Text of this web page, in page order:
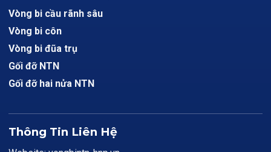
Vòng bi cầu rãnh sâu
Vòng bi côn
Vòng bi đũa trụ
Gối đỡ NTN
Gối đỡ hai nửa NTN
Thông Tin Liên Hệ